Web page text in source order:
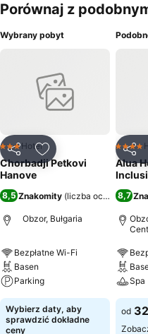
Porównaj z
Wybrany pobyt
UdostępnijDodaj do ulubionych
3 Kategoria
Hotel
Chorbadji Petkovi
Hanove
8,5 Znakomity (liczba ocen: 312)
Obzor, Bułgaria
Bezpłatne Wi-Fi
Basen
Parking
Wybierz daty, aby
sprawdzić dokładne
ceny
4
Alua
8,7
Spa
od